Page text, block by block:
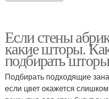
Если стены
какие шторы.
подбирать
Подбирать подходящие
если цвет окажется